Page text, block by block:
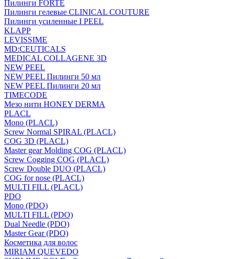
Пилинги FORTE
Пилинги гелевые CLINICAL COUTURE
Пилинги усиленные I PEEL
KLAPP
LEVISSIME
MD:CEUTICALS
MEDICAL COLLAGENE 3D
NEW PEEL
NEW PEEL Пилинги 50 мл
NEW PEEL Пилинги 20 мл
TIMECODE
Мезо нити HONEY DERMA
PLACL
Mono (PLACL)
Screw Normal SPIRAL (PLACL)
COG 3D (PLACL)
Master gear Molding COG (PLACL)
Screw Cogging COG (PLACL)
Screw Double DUO (PLACL)
COG for nose (PLACL)
MULTI FILL (PLACL)
PDO
Mono (PDO)
MULTI FILL (PDO)
Dual Needle (PDO)
Master Gear (PDO)
Косметика для волос
MIRIAM QUEVEDO